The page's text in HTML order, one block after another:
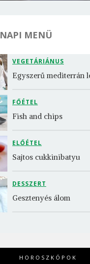
NAPI MENÜ
VEGETÁRIÁNUS
Egyszerű mediterrán
FŐÉTEL
Fish and chips
ELŐÉTEL
Sajtos cukkinibatyu
DESSZERT
Gesztenyés álom
HOROSZKÓPOK